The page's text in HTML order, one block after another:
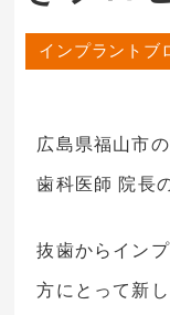
インプラントブ
広島県福山市
歯科医師 院長
抜歯からイン
方にとって新